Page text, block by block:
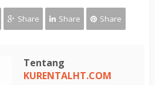
Share Share Share
Tentang
KURENTALHT.COM